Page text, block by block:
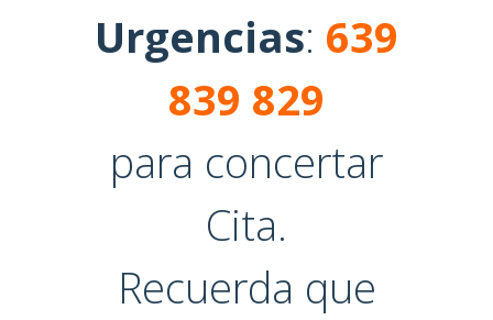
Urgencias: 639
839 829
para concertar
Cita.
Recuerda que